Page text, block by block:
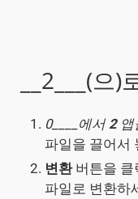
__2___(으
0____에서 2앱
파일을 끌어서
변환버튼을 클
파일로 변환하